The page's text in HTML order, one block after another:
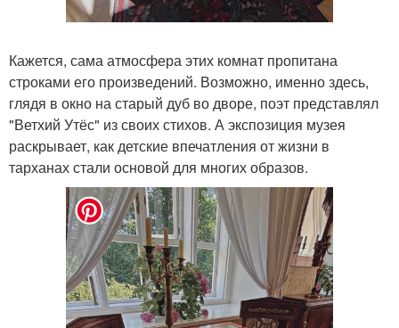
Кажется, сама атмосфера этих комнат пропитана
строками его произведений. Возможно, именно здесь,
глядя в окно на старый дуб во дворе, поэт представлял
"Ветхий Утёс" из своих стихов. А экспозиция музея
раскрывает, как детские впечатления от жизни в
тарханах стали основой для многих образов.